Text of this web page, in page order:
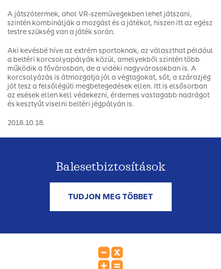
A játszótermek, ahol VR-szemüvegekben lehet játszani,
szintén kombinálják a mozgást és a játékot, hiszen itt az egész
testre szükség van a játék során.
Aki kevésbé híve az extrém sportoknak, az választhat például
a beltéri korcsolyapályák közül, amelyekből szintén több
működik a fővárosban, de a vidéki nagyvárosokban is. A
korcsolyázás is átmozgatja jól a végtagokat, sőt, a szárazjég
jót tesz a felsőlégúti megbetegedések ellen. Itt is elsősorban
az esések ellen kell védekezni, érdemes vastagabb nadrágot
és kesztyűt viselni beltéri jégpályán is.
2018.10.18.
Balesetbiztosítások
TUDJON MEG TÖBBET